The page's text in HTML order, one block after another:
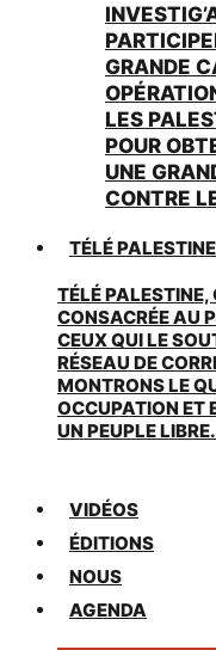
GRANDE
LES
POUR
UNE
CONTRE
TÉLÉ PALESTINE
TÉLÉ PALESTINE,
CONSACRÉE AU
CEUX QUI LE
RÉSEAU DE
MONTRONS LE
OCCUPATION ET
UN PEUPLE LIBRE.
VIDÉOS
ÉDITIONS
NOUS
AGENDA